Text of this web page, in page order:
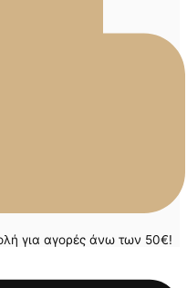
για αγορές άνω των 50€!